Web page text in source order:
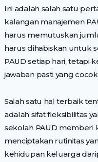
Ini adalah salah satu
kalangan manajemen
harus memutuskan
harus dihabiskan untuk
PAUD setiap hari, tetapi
jawaban pasti yang
Salah satu hal terbaik
adalah sifat fleksibilitas
sekolah PAUD
menciptakan rutinitas
kehidupan keluarga